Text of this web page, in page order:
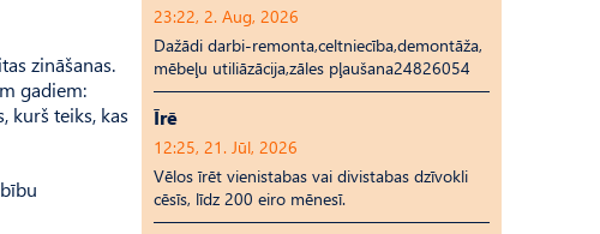
zināšanas.
gadiem:
kurš teiks, kas
23:22, 2. Aug, 2026
Dažādi darbi-remonta,celtniecība,demontāža,
mēbeļu utiliāzācija,zāles pļaušana24826054
Īrē
12:25, 21. Jūl, 2026
Vēlos īrēt vienistabas vai divistabas dzīvokli
cēsīs, līdz 200 eiro mēnesī.